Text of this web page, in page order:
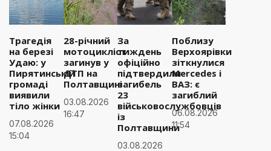
Трагедія
на березі
Удаю: у
Пирятинській
громаді
виявили
тіло жінки
07.08.2026
15:04
28-річний
мотоцикліст
загинув у
ДТП на
Полтавщині
03.08.2026
16:47
За
тиждень
офіційно
підтвердили
загибель
23
військовослужбовців
із
Полтавщини
03.08.2026
Поблизу
Верхоярівки
зіткнулися
Mercedes і
ВАЗ: є
загиблий
06.08.2026
11:54